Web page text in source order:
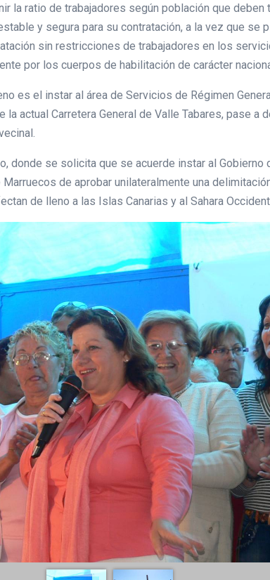
la ratio de trabajadores según población que deben
y segura para su contratación, a la vez que se
sin restricciones de trabajadores en los
por los cuerpos de habilitación de carácter
es el instar al área de Servicios de Régimen
actual Carretera General de Valle Tabares, pase a
donde se solicita que se acuerde instar al Gobierno
de aprobar unilateralmente una
de lleno a las Islas Canarias y al Sahara